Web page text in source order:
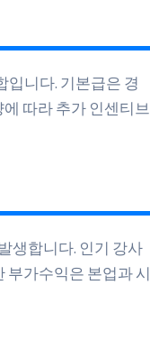
입니다. 기본급은 경
따라 추가 인센티브
생합니다. 인기 강사
부가수익은 본업과 시